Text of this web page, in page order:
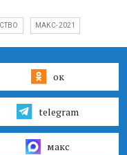
МАКС-2021
ок
telegram
макс